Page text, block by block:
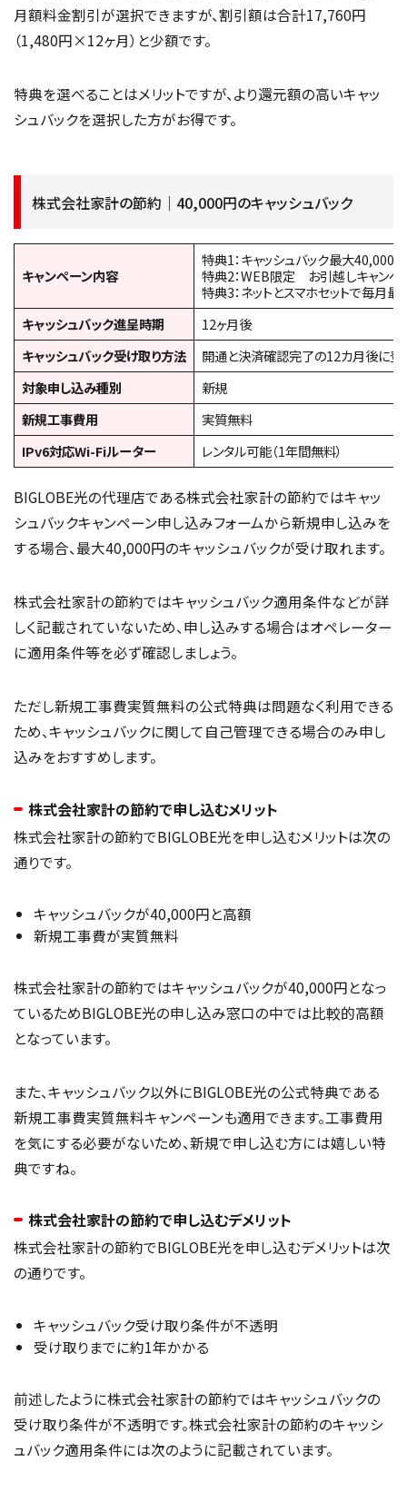
月額料金割引が選択できますが、割引額は合計17,760円
（1,480円×12ヶ月）と少額です。
特典を選べることはメリットですが、より還元額の高いキャッ
シュバックを選択した方がお得です。
株式会社家計の節約｜40,000円のキャッシュバック
キャンペーン内容
特典1：キャッシュバック最大40,000円
特典2：WEB限定 お引越しキャンペ
特典3：ネットとスマホセットで毎月
キャッシュバック進呈時期
12ヶ月後
キャッシュバック受け取り方法
開通と決済確認完了の12カ月後に登
対象申し込み種別
新規
新規工事費用
実質無料
IPv6対応Wi-Fiルーター
レンタル可能（1年間無料）
BIGLOBE光の代理店である株式会社家計の節約ではキャッ
シュバックキャンペーン申し込みフォームから新規申し込みを
する場合、最大40,000円のキャッシュバックが受け取れます。
株式会社家計の節約ではキャッシュバック適用条件などが詳
しく記載されていないため、申し込みする場合はオペレーター
に適用条件等を必ず確認しましょう。
ただし新規工事費実質無料の公式特典は問題なく利用できる
ため、キャッシュバックに関して自己管理できる場合のみ申し
込みをおすすめします。
株式会社家計の節約で申し込むメリット
株式会社家計の節約でBIGLOBE光を申し込むメリットは次の
通りです。
キャッシュバックが40,000円と高額
新規工事費が実質無料
株式会社家計の節約ではキャッシュバックが40,000円となっ
ているためBIGLOBE光の申し込み窓口の中では比較的高額
となっています。
また、キャッシュバック以外にBIGLOBE光の公式特典である
新規工事費実質無料キャンペーンも適用できます。工事費用
を気にする必要がないため、新規で申し込む方には嬉しい特
典ですね。
株式会社家計の節約で申し込むデメリット
株式会社家計の節約でBIGLOBE光を申し込むデメリットは次
の通りです。
キャッシュバック受け取り条件が不透明
受け取りまでに約1年かかる
前述したように株式会社家計の節約ではキャッシュバックの
受け取り条件が不透明です。株式会社家計の節約のキャッシ
ュバック適用条件には次のように記載されています。